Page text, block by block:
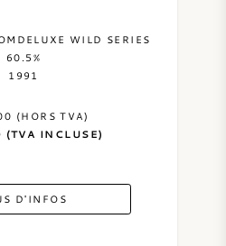
WILD SERIES
60.5%
1991
(HORS TVA)
INCLUSE)
D'INFOS